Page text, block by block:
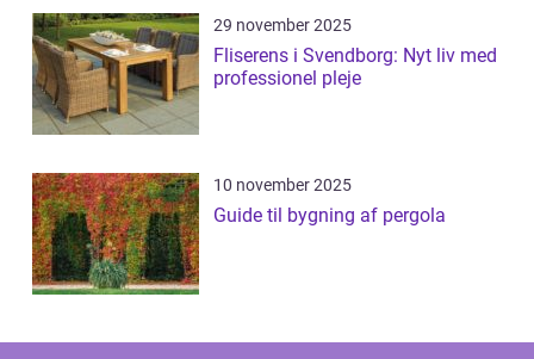
29 november 2025
Fliserens i Svendborg: Nyt liv med
professionel pleje
10 november 2025
Guide til bygning af pergola